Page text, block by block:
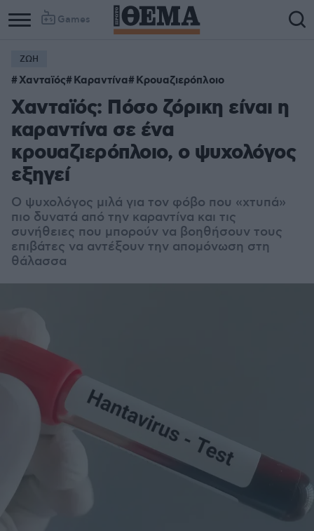
Games
ΖΩΗ
Χανταϊός Καραντίνα Κρουαζιερόπλοιο
Χανταϊός: Πόσο ζόρικη είναι η
καραντίνα σε ένα
κρουαζιερόπλοιο, ο ψυχολόγος
εξηγεί
Ο ψυχολόγος μιλά για τον φόβο που «χτυπά»
πιο δυνατά από την καραντίνα και τις
συνήθειες που μπορούν να βοηθήσουν τους
επιβάτες να αντέξουν την απομόνωση στη
θάλασσα